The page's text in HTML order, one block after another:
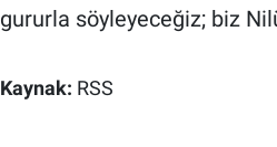
gururla söyleyeceğiz; biz
Kaynak: RSS